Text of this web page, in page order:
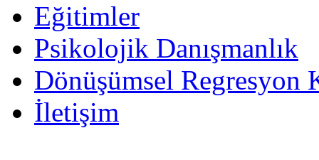
Eğitimler
Psikolojik Danışmanlık
Dönüşümsel Regresyon
İletişim